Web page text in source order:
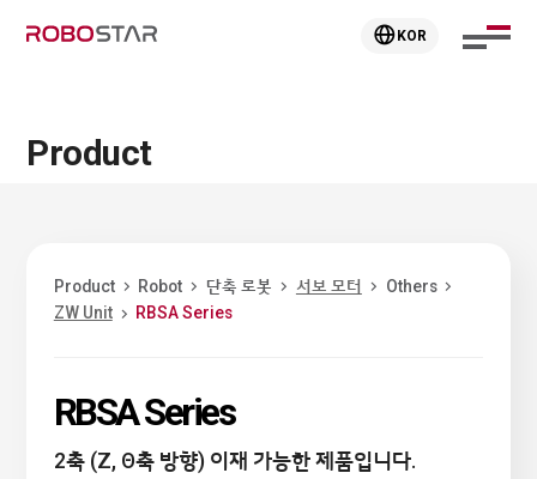
KOR
Product
Product Robot 단축 로봇 서보 모터
Others
ZW Unit
RBSA Series
RBSA Series
2축 (Z, Θ축 방향) 이재 가능한 제품입니다.